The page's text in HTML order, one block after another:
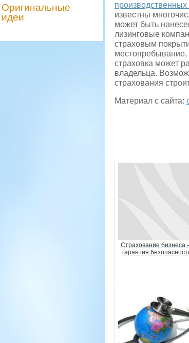
Оригинальные
идеи
производственных
известны
может быть
лизинговые
страховым
местопребывание,
страховка может
владельца.
страхования
Материал с сайта:
Страхование бизнеса
гарантия